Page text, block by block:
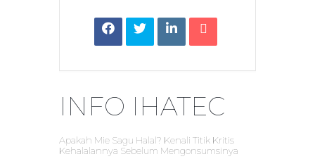
INFO IHATEC
Apakah Mie Sagu Halal? Kenali Titik Kritis
Kehalalannya Sebelum Mengonsumsinya